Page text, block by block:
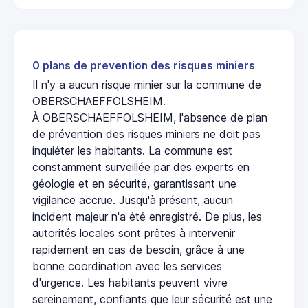
0 plans de prevention des risques miniers
Il n'y a aucun risque minier sur la commune de
OBERSCHAEFFOLSHEIM.
À OBERSCHAEFFOLSHEIM, l'absence de plan
de prévention des risques miniers ne doit pas
inquiéter les habitants. La commune est
constamment surveillée par des experts en
géologie et en sécurité, garantissant une
vigilance accrue. Jusqu'à présent, aucun
incident majeur n'a été enregistré. De plus, les
autorités locales sont prêtes à intervenir
rapidement en cas de besoin, grâce à une
bonne coordination avec les services
d'urgence. Les habitants peuvent vivre
sereinement, confiants que leur sécurité est une